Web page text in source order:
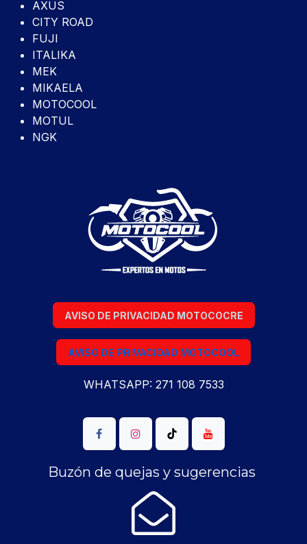
AXUS
CITY ROAD
FUJI
ITALIKA
MEK
MIKAELA
MOTOCOOL
MOTUL
NGK
AVISO DE PRIVACIDAD MOTOCOCRE
AVISO DE PRIVACIDAD MOTOCOOL
WHATSAPP: 271 108 7533
Buzón de quejas y sugerencias